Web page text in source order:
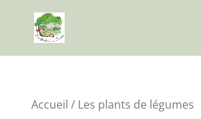
Accueil / Les plants de légumes